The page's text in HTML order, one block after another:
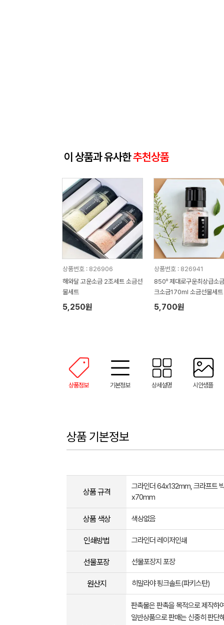
이 상품과 유사한추천상품
상품번호 : 826906
해와달 고운소금 2조세트 소금선
물세트
5,250원
상품번호 : 826941
850º 제대로구운최상급소
크소금170ml 소금선물세트
5,700원
상품정보 기본정보 상세설명 시안샘플
상품 기본정보
상품 규격
그라인더 64x132mm, 크라프트
x70mm
상품 색상 색상없음
인쇄방법 그라인더 레이저인쇄
선물포장 선물포장지 포장
원산지 히말라야 핑크솔트(파키스탄)
판촉물은 판촉을 목적으로 제작하
일반상품으로 판매는 신중히 판단